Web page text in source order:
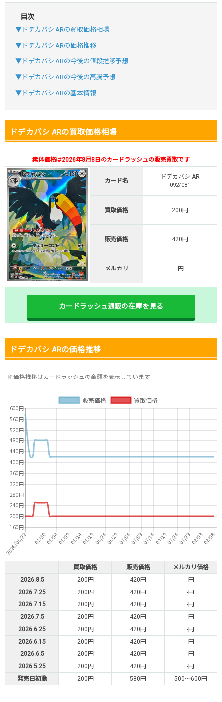
おりパンダ
・新規登録で6種類アド確解禁
SVGC7P
・新規登録で6種類アド確解禁
小口で当たりやすい穴場オリパ
オリくじ
・新規登録で無料100連できる！
・初回購入は500coinが50円
TVCM記念！激熱イベント開催中
オリくじ公式はこちら ＞
・リリース1周年イベント開催中！
・新規登録で最大90%OFF
初回登録で4種類アド確解放
TORAオリパ公式はこちら ＞
目次
▼ドデカバシ ARの買取価格相場
▼ドデカバシ ARの価格推移
▼ドデカバシ ARの今後の値段推移予想
▼ドデカバシ ARの今後の高騰予想
▼ドデカバシ ARの基本情報
ドデカバシ ARの買取価格相場
素体価格は2026年8月8日のカードラッシュの販売買取です
カード名
ドデカバシ AR
092/081
買取価格 200円
販売価格 420円
メルカリ -円
カードラッシュ通販の在庫を見る
ドデカバシ ARの価格推移
※価格推移はカードラッシュの金額を表示しています
買取価格 販売価格
メルカリ価格
2026.8.5
200円 420円
-円
2026.7.25
200円 420円
-円
2026.7.15
200円 420円
-円
2026.7.5
200円 420円
-円
2026.6.25
200円 420円
-円
2026.6.15
200円 420円
-円
2026.6.5
200円 420円
-円
2026.5.25
200円 420円
-円
発売日初動
200円 580円 500～600円